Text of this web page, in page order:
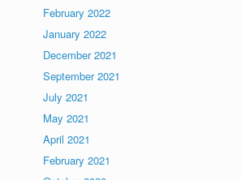
February 2022
January 2022
December 2021
September 2021
July 2021
May 2021
April 2021
February 2021